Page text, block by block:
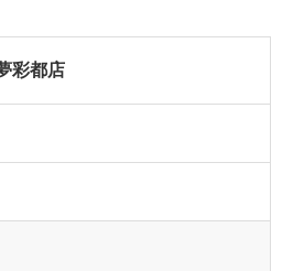
彩都店